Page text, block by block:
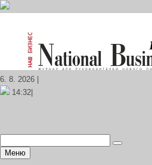
6. 8. 2026 |
14:32|
Меню